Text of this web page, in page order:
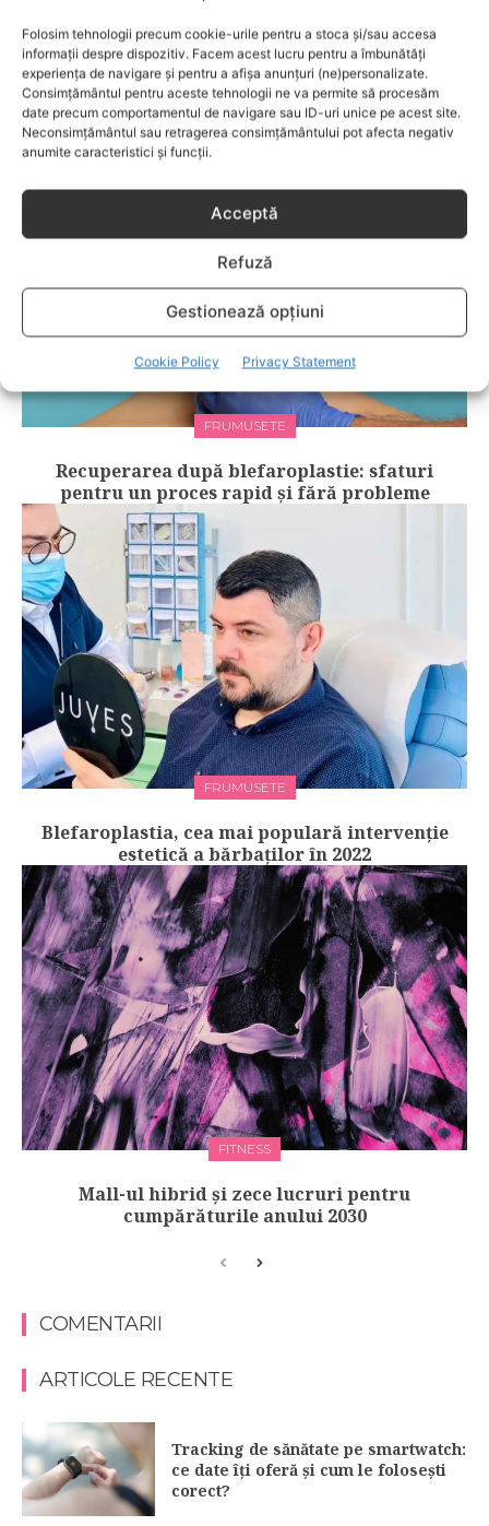
Folosim tehnologii precum cookie-urile pentru a stoca și/sau accesa
informații despre dispozitiv. Facem acest lucru pentru a îmbunătăți
experiența de navigare și pentru a afișa anunțuri (ne)personalizate.
Consimțământul pentru aceste tehnologii ne va permite să procesăm
date precum comportamentul de navigare sau ID-uri unice pe acest site.
Neconsimțământul sau retragerea consimțământului pot afecta negativ
anumite caracteristici și funcții.
Acceptă
Refuză
Gestionează opțiuni
Cookie Policy Privacy Statement
RELATED POSTS
FRUMUSETE
Recuperarea după blefaroplastie: sfaturi
pentru un proces rapid și fără probleme
FRUMUSETE
Blefaroplastia, cea mai populară intervenție
estetică a bărbaților în 2022
FITNESS
Mall-ul hibrid și zece lucruri pentru
cumpărăturile anului 2030
COMENTARII
ARTICOLE RECENTE
Tracking de sănătate pe smartwatch:
ce date îți oferă și cum le folosești
corect?